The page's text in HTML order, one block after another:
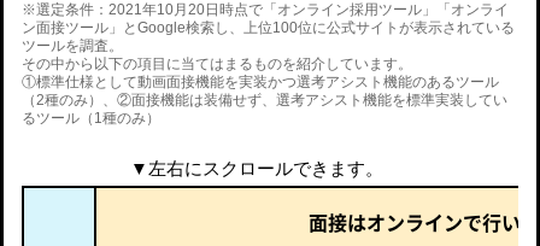
※選定条件：2021年10月20日時点で「オンライン採用ツール」「オンライ
ン面接ツール」とGoogle検索し、上位100位に公式サイトが表示されている
ツールを調査。
その中から以下の項目に当てはまるものを紹介しています。
①標準仕様として動画面接機能を実装かつ選考アシスト機能のあるツール
（2種のみ）、②面接機能は装備せず、選考アシスト機能を標準実装してい
るツール（1種のみ）
▼左右にスクロールできます。
面接はオンラインで行い